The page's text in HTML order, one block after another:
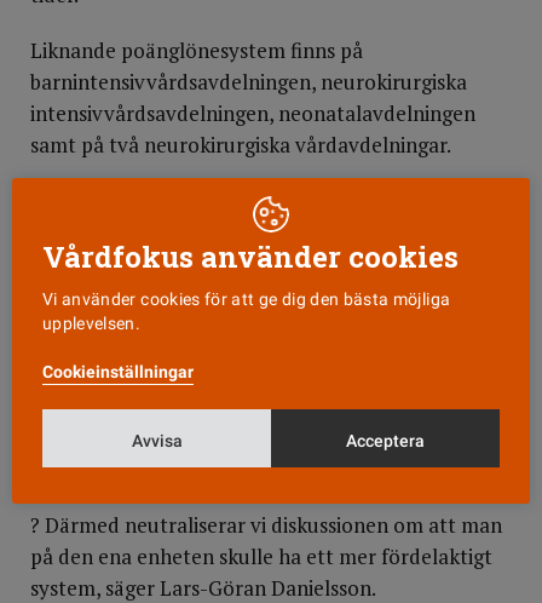
Liknande poänglönesystem finns på
barnintensivvårdsavdelningen, neurokirurgiska
intensivvårdsavdelningen, neonatalavdelningen
samt på två neurokirurgiska vårdavdelningar.
Däremot finns det i dag inget poänglönesystem på
den vanliga intensivvårdsavdelningen, som enligt
somliga därför har haft svårare att rekrytera
personal jämfört med exempelvis thoraxintensiven.
Det sjukhusledningen nu vill är att samtliga
intensivvårdsavdelningar ska använda sig av samma
typ av poängsystem.
? Därmed neutraliserar vi diskussionen om att man
på den ena enheten skulle ha ett mer fördelaktigt
system, säger Lars-Göran Danielsson.
Vårdfokus använder cookies
Vi använder cookies för att ge dig den bästa möjliga
upplevelsen.
Cookieinställningar
Avvisa Acceptera